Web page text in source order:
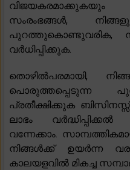
സംരംഭങ്ങൾ,
പുറത്തുകൊണ്ടുവരിക,
വർധിപ്പിക്കുക.
തൊഴിൽപരമായി,
പൊരുത്തപ്പെടുന്ന
പ്രതീക്ഷിക്കുക
ലാഭം
വന്നേക്കാം.
നിങ്ങൾക്ക് ഉയർന്ന
കാലയളവിൽ മികച്ച